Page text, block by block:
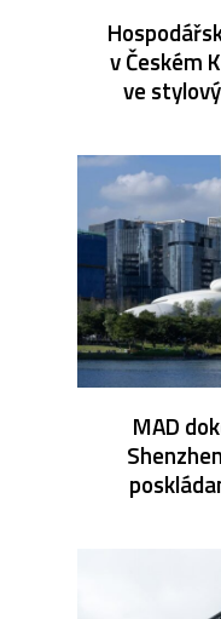
v Českém
ve
MAD